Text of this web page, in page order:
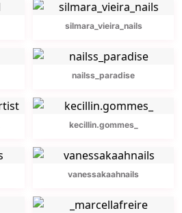
silmara_vieira_nails
nailss_paradise
kecillin.gommes_
vanessakaahnails